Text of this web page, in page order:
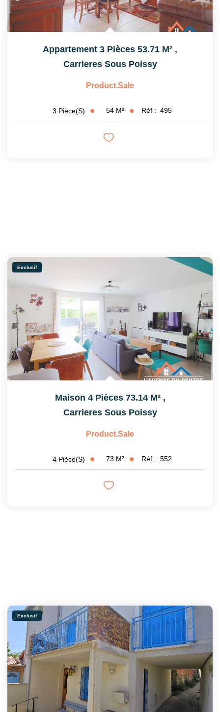
Appartement 3 Pièces 53.71 M² ,
Carrieres Sous Poissy
Product.sale
3 Pièce(s) 54 M² Réf : 495
Exclusif
Maison 4 Pièces 73.14 M² ,
Carrieres Sous Poissy
Product.sale
4 Pièce(s) 73 M² Réf : 552
Exclusif